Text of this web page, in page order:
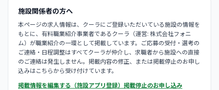
施設関係者の方へ
本ページの求人情報は、クーラにご登録いただいている施設の情報を
もとに、有料職業紹介事業者であるクーラ（運営: 株式会社フォニ
ム）が職業紹介の一環として掲載しています。ご応募の受付・選考の
ご連絡・日程調整はすべてクーラが仲介し、求職者から施設への直接
のご連絡は発生しません。掲載内容の修正、または掲載停止のお申し
込みはこちらから受け付けています。
掲載情報を編集する（施設アプリ登録） 掲載停止のお申し込み